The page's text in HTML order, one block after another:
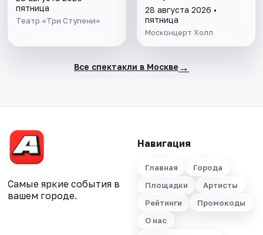
пятница
Театр «Три Ступени»
28 августа 2026 •
пятница
Москонцерт Холл
Все спектакли в Москве →
Самые яркие события в
вашем городе.
Навигация
Главная
Города
Площадки
Артисты
Рейтинги
Промокоды
О нас